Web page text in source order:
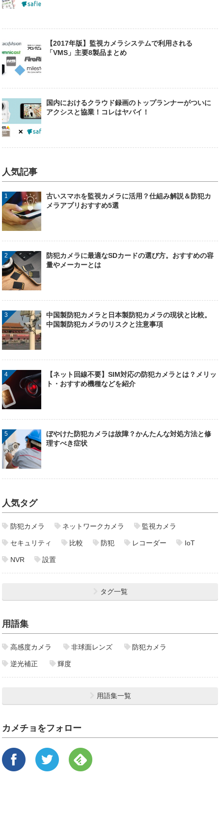
【2017年版】監視カメラシステムで利用される
「VMS」主要8製品まとめ
国内におけるクラウド録画のトップランナーがついに
アクシスと協業！コレはヤバイ！
人気記事
古いスマホを監視カメラに活用？仕組み解説＆防犯カ
メラアプリおすすめ5選
防犯カメラに最適なSDカードの選び方。おすすめの容
量やメーカーとは
中国製防犯カメラと日本製防犯カメラの現状と比較。
中国製防犯カメラのリスクと注意事項
【ネット回線不要】SIM対応の防犯カメラとは？メリッ
ト・おすすめ機種などを紹介
ぼやけた防犯カメラは故障？かんたんな対処方法と修
理すべき症状
人気タグ
防犯カメラ ネットワークカメラ 監視カメラ
セキュリティ 比較 防犯 レコーダー IoT
NVR 設置
タグ一覧
用語集
高感度カメラ 非球面レンズ 防犯カメラ
逆光補正 輝度
用語集一覧
カメチョをフォロー